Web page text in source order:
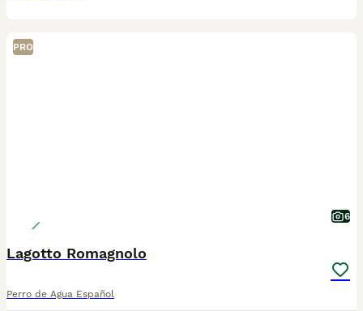
PRO
6
Lagotto Romagnolo
Perro de Agua Español